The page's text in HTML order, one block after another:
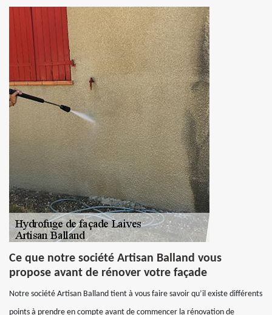
Ce que notre société Artisan Balland vous
propose avant de rénover votre façade
Notre société Artisan Balland tient à vous faire savoir qu’il existe différents
points à prendre en compte avant de commencer la rénovation de